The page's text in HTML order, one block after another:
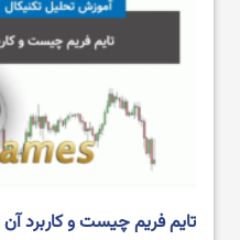
تایم فریم چیست و کاربرد آن